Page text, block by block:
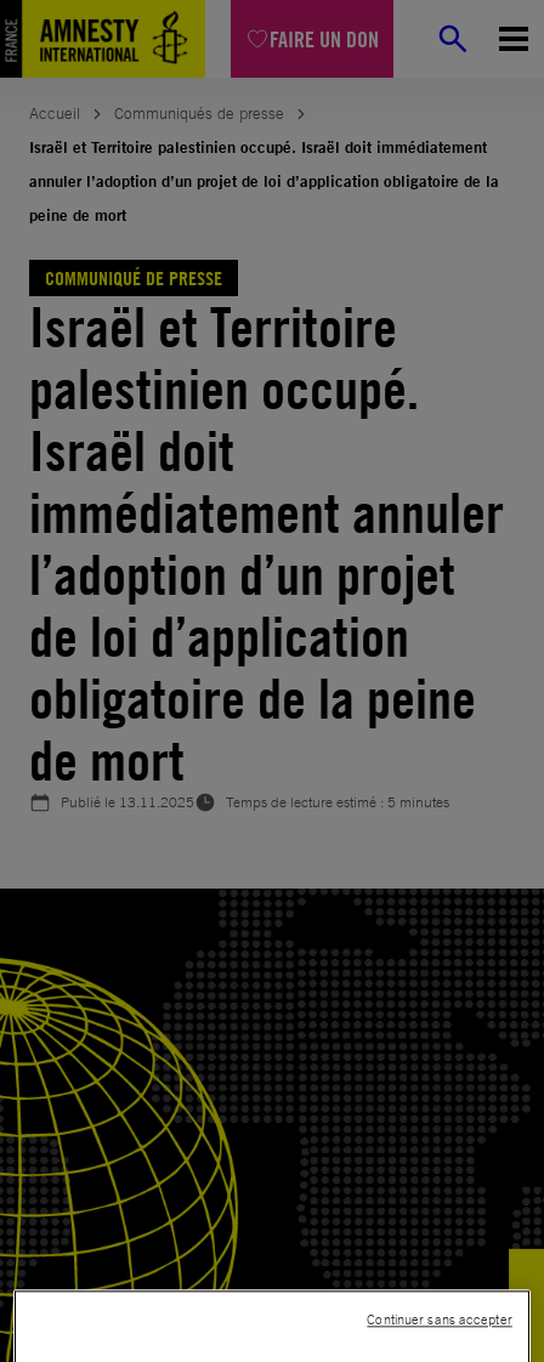
FAIRE UN DON
Aller
au
contenu
Accueil
Communiqués de presse
Israël et Territoire palestinien occupé. Israël doit immédiatement
annuler l’adoption d’un projet de loi d’application obligatoire de la
peine de mort
COMMUNIQUÉ DE PRESSE
Israël et Territoire
palestinien occupé.
Israël doit
immédiatement annuler
l’adoption d’un projet
de loi d’application
obligatoire de la peine
de mort
Publié le 13.11.2025 Temps de lecture estimé : 5 minutes
Continuer sans accepter